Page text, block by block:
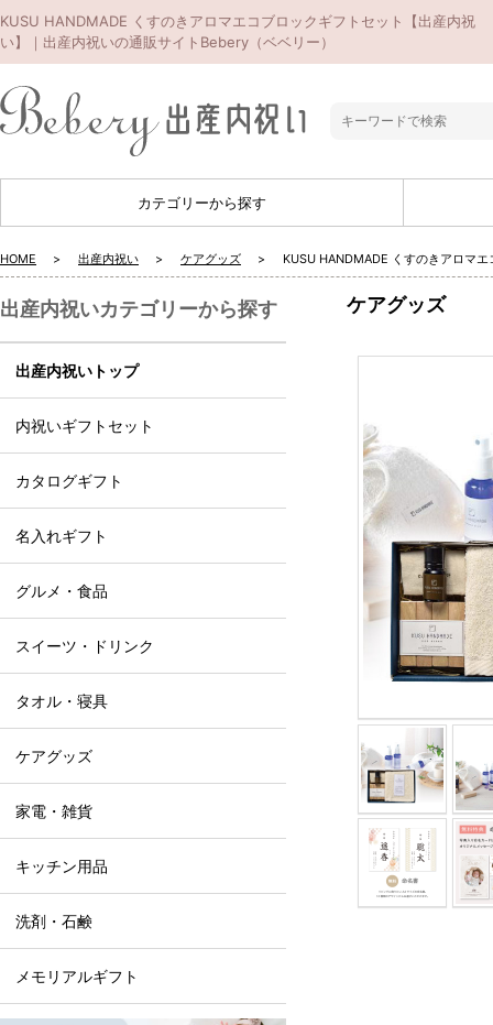
KUSU HANDMADE くすのきアロマエコブロックギフトセット【出産内祝
い】｜出産内祝いの通販サイトBebery（ベベリー）
カテゴリーから探す
HOME 出産内祝い ケアグッズ KUSU HANDMADE くすのきアロマ
ケアグッズ
出産内祝いカテゴリーから探す
出産内祝いトップ
内祝いギフトセット
カタログギフト
名入れギフト
グルメ・食品
スイーツ・ドリンク
タオル・寝具
ケアグッズ
家電・雑貨
キッチン用品
洗剤・石鹸
メモリアルギフト